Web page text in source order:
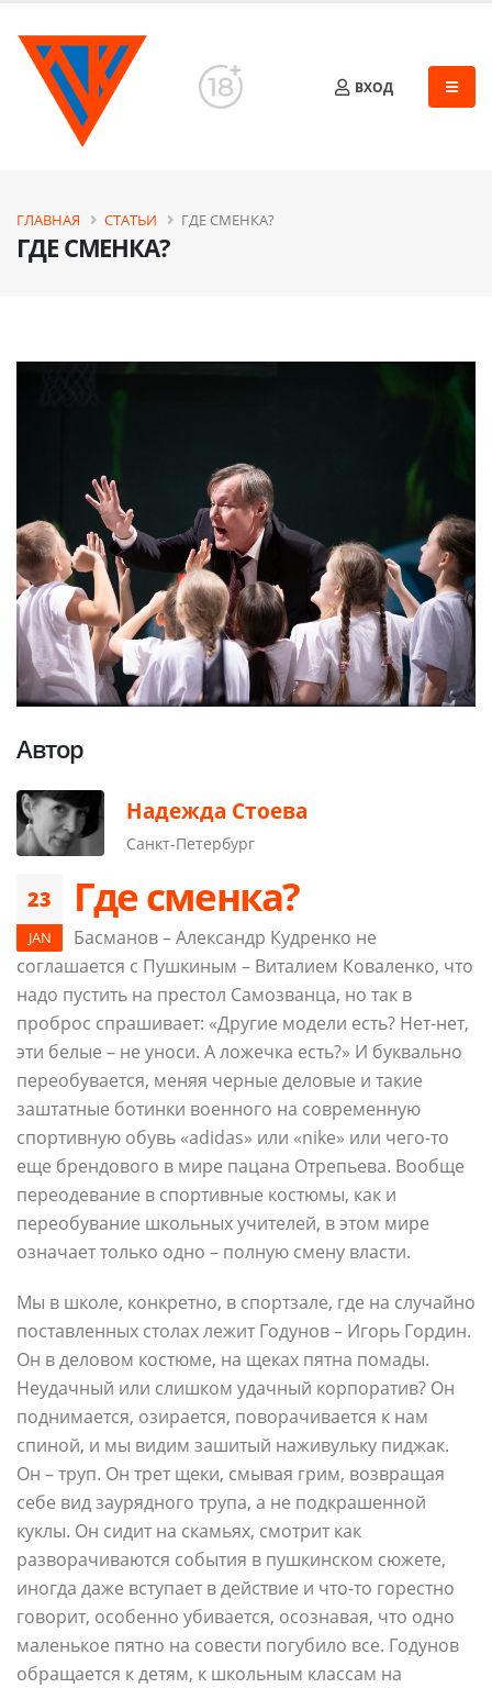
ВХОД
ГДЕ СМЕНКА?
ГЛАВНАЯ СТАТЬИ ГДЕ СМЕНКА?
Автор
Надежда Стоева
Санкт-Петербург
23
JAN
Где сменка?
Басманов – Александр Кудренко не
соглашается с Пушкиным – Виталием Коваленко, что
надо пустить на престол Самозванца, но так в
проброс спрашивает: «Другие модели есть? Нет-нет,
эти белые – не уноси. А ложечка есть?» И буквально
переобувается, меняя черные деловые и такие
заштатные ботинки военного на современную
спортивную обувь «adidas» или «nike» или чего-то
еще брендового в мире пацана Отрепьева. Вообще
переодевание в спортивные костюмы, как и
переобувание школьных учителей, в этом мире
означает только одно – полную смену власти.
Мы в школе, конкретно, в спортзале, где на случайно
поставленных столах лежит Годунов – Игорь Гордин.
Он в деловом костюме, на щеках пятна помады.
Неудачный или слишком удачный корпоратив? Он
поднимается, озирается, поворачивается к нам
спиной, и мы видим зашитый наживульку пиджак.
Он – труп. Он трет щеки, смывая грим, возвращая
себе вид заурядного трупа, а не подкрашенной
куклы. Он сидит на скамьях, смотрит как
разворачиваются события в пушкинском сюжете,
иногда даже вступает в действие и что-то горестно
говорит, особенно убивается, осознавая, что одно
маленькое пятно на совести погубило все. Годунов
обращается к детям, к школьным классам на